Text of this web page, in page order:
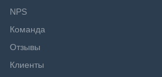
NPS
Команда
Отзывы
Клиенты